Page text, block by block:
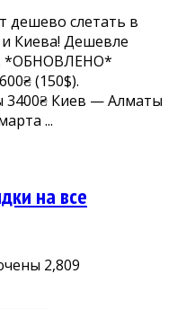
дешево слетать в
Киева! Дешевле
*ОБНОВЛЕНО*
(150$).
Киев — Алматы
...
на все
2,809